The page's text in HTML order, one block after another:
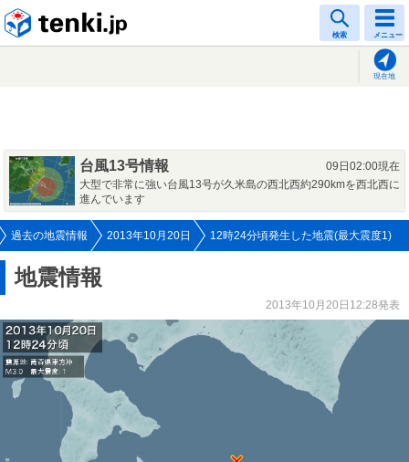
検索 メニュー
現在地
台風13号情報
09日02:00現在
大型で非常に強い台風13号が久米島の西北西約290kmを西北西に
進んでいます
過去の地震情報 2013年10月20日 12時24分頃発生した地震(最大震度1)
地震情報
2013年10月20日12:28発表